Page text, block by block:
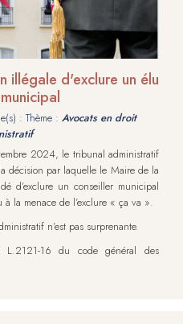
illégale d'exclure un élu
: Thème : Avocats en droit
2024, le tribunal administratif
décision par laquelle le Maire de la
d’exclure un conseiller municipal
la menace de l’exclure « ça va ».
n’est pas surprenante.
L.2121-16 du code général des